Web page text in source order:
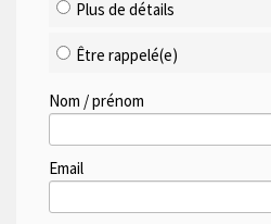
Plus de détails
Être rappelé(e)
Nom / prénom
Email